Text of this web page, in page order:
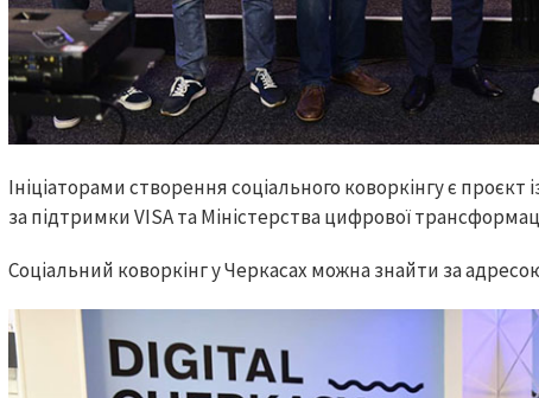
Ініціаторами створення соціального коворкінгу є
за підтримки VISA та Міністерства цифрової
Соціальний коворкінг у Черкасах можна знайти за